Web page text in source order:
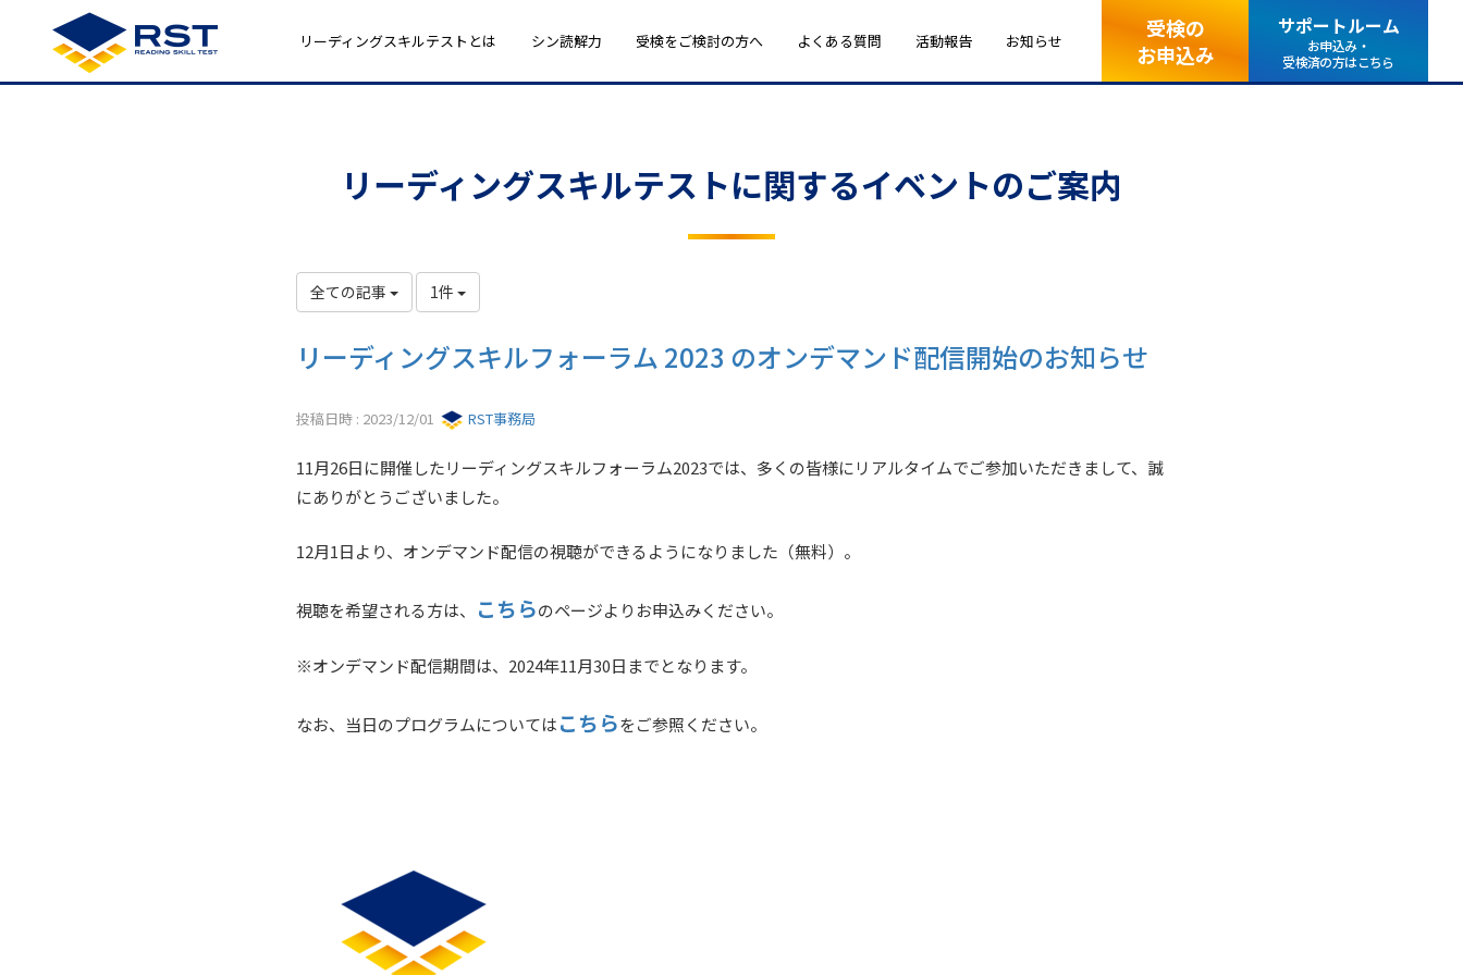
リーディングスキルテストとは シン読解力 受検をご検討の方へ よくある質問 活動報告 お知らせ
受検の
お申込み
サポートルーム
お申込み・
受検済の方はこちら
リーディングスキルテストに関するイベントのご案内
全ての記事 1件
リーディングスキルフォーラム 2023 のオンデマンド配信開始のお知らせ
投稿日時 : 2023/12/01 RST事務局
11月26日に開催したリーディングスキルフォーラム2023では、多くの皆様にリアルタイムでご参加いただきまして、誠
にありがとうございました。
12月1日より、オンデマンド配信の視聴ができるようになりました（無料）。
視聴を希望される方は、 こちらのページよりお申込みください。
※オンデマンド配信期間は、2024年11月30日までとなります。
なお、当日のプログラムについてはこちらをご参照ください。